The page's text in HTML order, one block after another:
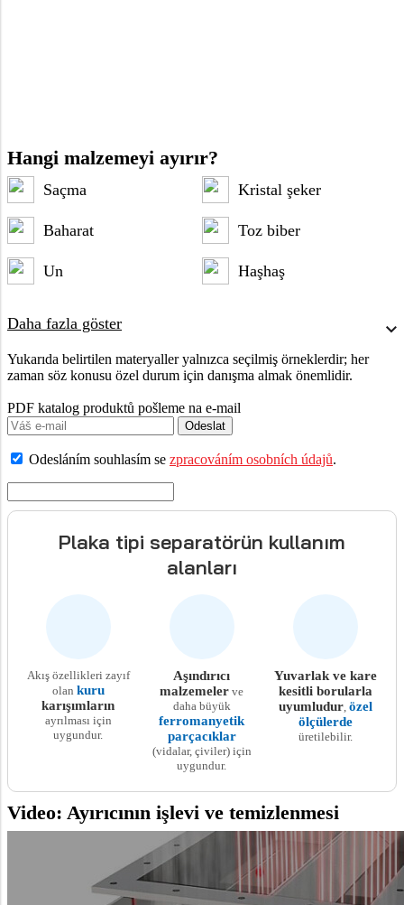
Hangi malzemeyi ayırır?
Saçma Kristal şeker
Baharat Toz biber
Un Haşhaş
Daha fazla göster
Yukarıda belirtilen materyaller yalnızca seçilmiş örneklerdir; her
zaman söz konusu özel durum için danışma almak önemlidir.
PDF katalog produktů pošleme na e-mail
Odeslat
Odesláním souhlasím se zpracováním osobních údajů.
Plaka tipi separatörün kullanım
alanları
Akış özellikleri zayıf
olan kuru
karışımların
ayrılması için
uygundur.
Aşındırıcı
malzemeler ve
daha büyük
ferromanyetik
parçacıklar
(vidalar, çiviler) için
uygundur.
Yuvarlak ve kare
kesitli borularla
uyumludur,özel
ölçülerde
üretilebilir.
Video: Ayırıcının işlevi ve temizlenmesi